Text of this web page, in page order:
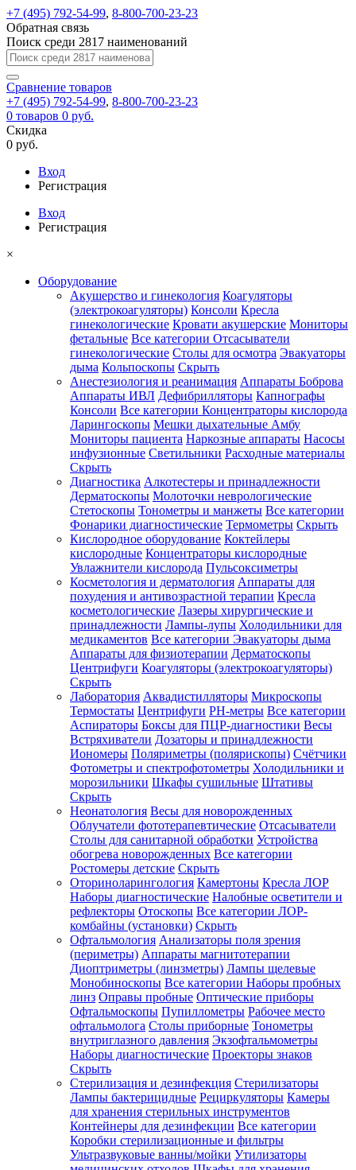
+7 (495) 792-54-99, 8-800-700-23-23
Обратная связь
Поиск среди 2817 наименований
Сравнение товаров
+7 (495) 792-54-99, 8-800-700-23-23
0 товаров 0 руб.
Скидка
0 руб.
Вход
Регистрация
Вход
Регистрация
×
Оборудование
Акушерство и гинекология Коагуляторы
(электрокоагуляторы) Консоли Кресла
гинекологические Кровати акушерские Мониторы
фетальные Все категории Отсасыватели
гинекологические Столы для осмотра Эвакуаторы
дыма Кольпоскопы Скрыть
Анестезиология и реанимация Аппараты Боброва
Аппараты ИВЛ Дефибрилляторы Капнографы
Консоли Все категории Концентраторы кислорода
Ларингоскопы Мешки дыхательные Амбу
Мониторы пациента Наркозные аппараты Насосы
инфузионные Светильники Расходные материалы
Скрыть
Диагностика Алкотестеры и принадлежности
Дерматоскопы Молоточки неврологические
Стетоскопы Тонометры и манжеты Все категории
Фонарики диагностические Термометры Скрыть
Кислородное оборудование Коктейлеры
кислородные Концентраторы кислородные
Увлажнители кислорода Пульсоксиметры
Косметология и дерматология Аппараты для
похудения и антивозрастной терапии Кресла
косметологические Лазеры хирургические и
принадлежности Лампы-лупы Холодильники для
медикаментов Все категории Эвакуаторы дыма
Аппараты для физиотерапии Дерматоскопы
Центрифуги Коагуляторы (электрокоагуляторы)
Скрыть
Лаборатория Аквадистилляторы Микроскопы
Термостаты Центрифуги PH-метры Все категории
Аспираторы Боксы для ПЦР-диагностики Весы
Встряхиватели Дозаторы и принадлежности
Иономеры Поляриметры (полярископы) Счётчики
Фотометры и спектрофотометры Холодильники и
морозильники Шкафы сушильные Штативы
Скрыть
Неонатология Весы для новорожденных
Облучатели фототерапевтические Отсасыватели
Столы для санитарной обработки Устройства
обогрева новорожденных Все категории
Ростомеры детские Скрыть
Оториноларингология Камертоны Кресла ЛОР
Наборы диагностические Налобные осветители и
рефлекторы Отоскопы Все категории ЛОР-
комбайны (установки) Скрыть
Офтальмология Анализаторы поля зрения
(периметры) Аппараты магнитотерапии
Диоптриметры (линзметры) Лампы щелевые
Монобиноскопы Все категории Наборы пробных
линз Оправы пробные Оптические приборы
Офтальмоскопы Пупиллометры Рабочее место
офтальмолога Столы приборные Тонометры
внутриглазного давления Экзофтальмометры
Наборы диагностические Проекторы знаков
Скрыть
Стерилизация и дезинфекция Стерилизаторы
Лампы бактерицидные Рециркуляторы Камеры
для хранения стерильных инструментов
Контейнеры для дезинфекции Все категории
Коробки стерилизационные и фильтры
Ультразвуковые ванны/мойки Утилизаторы